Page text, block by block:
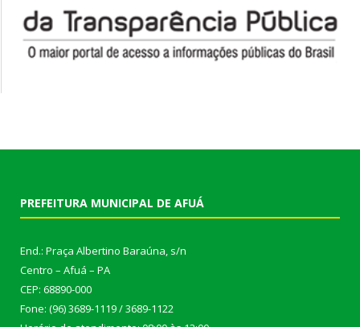
PREFEITURA MUNICIPAL DE AFUÁ
End.: Praça Albertino Baraúna, s/n
Centro – Afuá – PA
CEP: 68890-000
Fone: (96) 3689-1119 / 3689-1122